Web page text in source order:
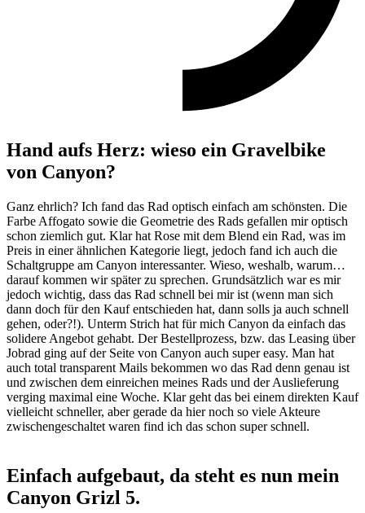
Hand aufs Herz: wieso ein Gravelbike
von Canyon?
Ganz ehrlich? Ich fand das Rad optisch einfach am schönsten. Die
Farbe Affogato sowie die Geometrie des Rads gefallen mir optisch
schon ziemlich gut. Klar hat Rose mit dem Blend ein Rad, was im
Preis in einer ähnlichen Kategorie liegt, jedoch fand ich auch die
Schaltgruppe am Canyon interessanter. Wieso, weshalb, warum…
darauf kommen wir später zu sprechen. Grundsätzlich war es mir
jedoch wichtig, dass das Rad schnell bei mir ist (wenn man sich
dann doch für den Kauf entschieden hat, dann solls ja auch schnell
gehen, oder?!). Unterm Strich hat für mich Canyon da einfach das
solidere Angebot gehabt. Der Bestellprozess, bzw. das Leasing über
Jobrad ging auf der Seite von Canyon auch super easy. Man hat
auch total transparent Mails bekommen wo das Rad denn genau ist
und zwischen dem einreichen meines Rads und der Auslieferung
verging maximal eine Woche. Klar geht das bei einem direkten Kauf
vielleicht schneller, aber gerade da hier noch so viele Akteure
zwischengeschaltet waren find ich das schon super schnell.
Einfach aufgebaut, da steht es nun mein
Canyon Grizl 5.